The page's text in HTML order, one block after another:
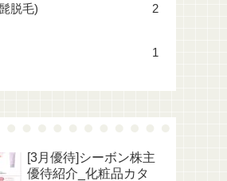
脱毛) 2
1
[3月優待]シーボン株主
優待紹介_化粧品カタ